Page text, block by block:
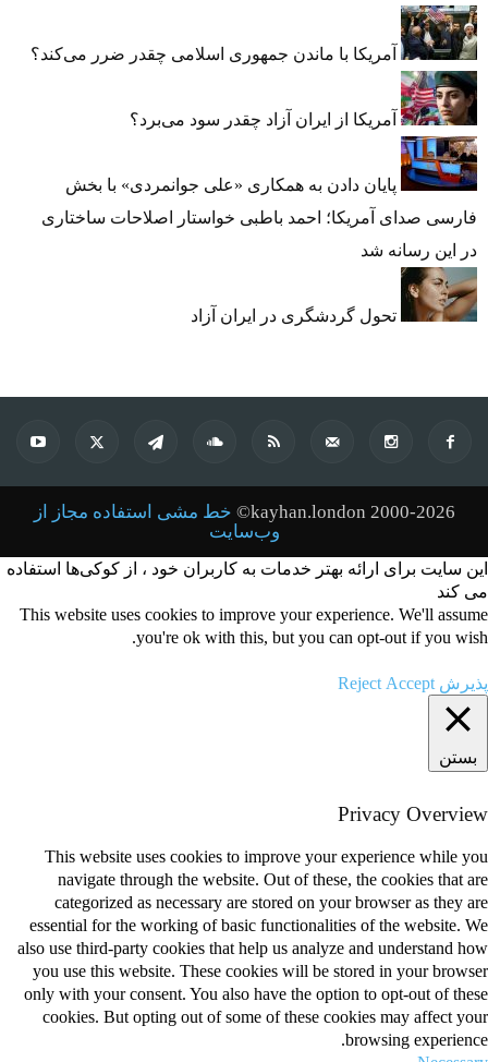
آمریکا با ماندن جمهوری اسلامی چقدر ضرر می‌کند؟
آمریکا از ایران آزاد چقدر سود می‌برد؟
پایان دادن به همکاری «علی جوانمردی» با بخش
فارسی صدای آمریکا؛ احمد باطبی خواستار اصلاحات ساختاری
در این رسانه شد
تحول گردشگری در ایران آزاد
kayhan.london 2000-2026©
خط مشی استفاده مجاز از
وب‌سایت
این سایت برای ارائه بهتر خدمات به کاربران خود ، از کوکی‌ها استفاده
می کند
This website uses cookies to improve your experience. We'll assume
you're ok with this, but you can opt-out if you wish.
پذیرش Accept Reject
بستن
Privacy Overview
This website uses cookies to improve your experience while you
navigate through the website. Out of these, the cookies that are
categorized as necessary are stored on your browser as they are
essential for the working of basic functionalities of the website. We
also use third-party cookies that help us analyze and understand how
you use this website. These cookies will be stored in your browser
only with your consent. You also have the option to opt-out of these
cookies. But opting out of some of these cookies may affect your
browsing experience.